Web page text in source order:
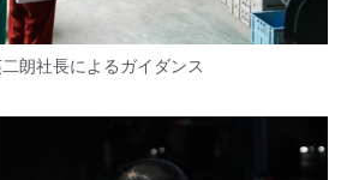
朗社長によるガイダンス